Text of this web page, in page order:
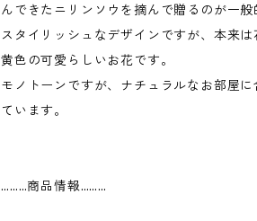
んできたニリンソウを摘んで贈るのが一般
スタイリッシュなデザインですが、本来
黄色の可愛らしいお花です。
モノトーンですが、ナチュラルなお部屋
ています。
………商品情報………